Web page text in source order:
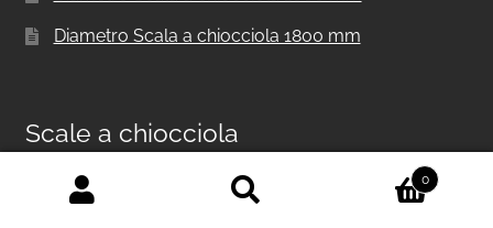
Diametro Scala a chiocciola 1800 mm
Scale a chiocciola
0